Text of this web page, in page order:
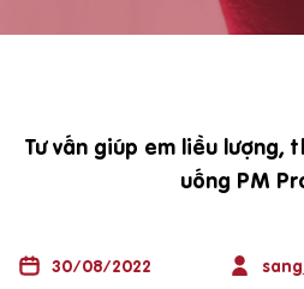
Tư vấn giúp em liều lượng,
uống PM
30/08/2022